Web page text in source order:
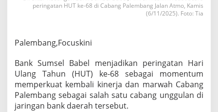
b
r
n
g
P
e
n
g
peringatan HUT ke-68 di Cabang Palembang Jalan Atmo, Kamis
(6/11/2025). Foto: Tia
Palembang,Focuskini
Bank Sumsel Babel menjadikan peringatan Hari
Ulang Tahun (HUT) ke-68 sebagai momentum
memperkuat kembali kinerja dan marwah Cabang
Palembang sebagai salah satu cabang unggulan di
jaringan bank daerah tersebut.